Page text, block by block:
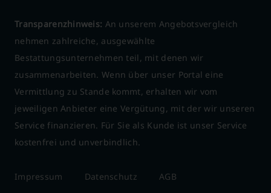
Transparenzhinweis: An unserem Angebotsvergleich
nehmen zahlreiche, ausgewählte
Bestattungsunternehmen teil, mit denen wir
zusammenarbeiten. Wenn über unser Portal eine
Vermittlung zu Stande kommt, erhalten wir vom
jeweiligen Anbieter eine Vergütung, mit der wir unseren
Service finanzieren. Für Sie als Kunde ist unser Service
kostenfrei und unverbindlich.
Impressum Datenschutz AGB